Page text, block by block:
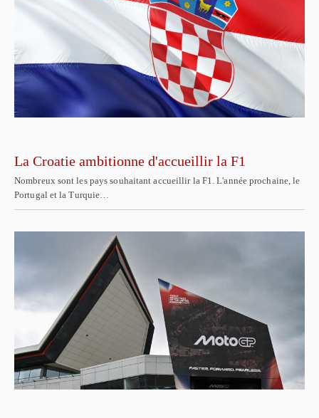
La Croatie ambitionne d'accueillir la F1
Nombreux sont les pays souhaitant accueillir la F1. L'année prochaine, le
Portugal et la Turquie…